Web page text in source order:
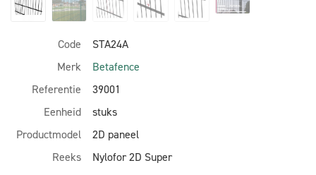
Code
STA24A
Merk
Betafence
Referentie
39001
Eenheid
stuks
Productmodel
2D paneel
Reeks
Nylofor 2D Super